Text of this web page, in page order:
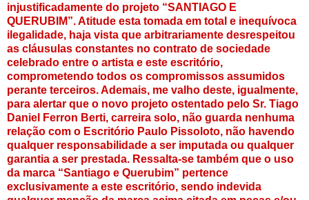
injustificadamente do projeto “SANTIAGO E
QUERUBIM”. Atitude esta tomada em total e inequívoca
ilegalidade, haja vista que arbitrariamente desrespeitou
as cláusulas constantes no contrato de sociedade
celebrado entre o artista e este escritório,
comprometendo todos os compromissos assumidos
perante terceiros. Ademais, me valho deste, igualmente,
para alertar que o novo projeto ostentado pelo Sr. Tiago
Daniel Ferron Berti, carreira solo, não guarda nenhuma
relação com o Escritório Paulo Pissoloto, não havendo
qualquer responsabilidade a ser imputada ou qualquer
garantia a ser prestada. Ressalta-se também que o uso
da marca “Santiago e Querubim” pertence
exclusivamente a este escritório, sendo indevida